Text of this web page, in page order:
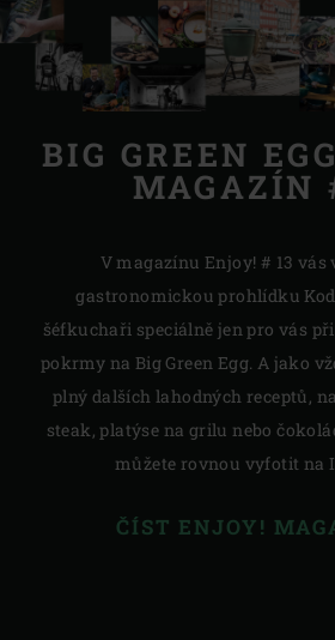
BIG GREEN
MAGAZÍN
V magazínu Enjoy! # 13 vás
gastronomickou prohlídku
šéfkuchaři speciálně jen pro vás
pokrmy na Big Green Egg. A jako
plný dalších lahodných receptů,
steak, platýse na grilu nebo
můžete rovnou vyfotit na
ČÍST ENJOY!